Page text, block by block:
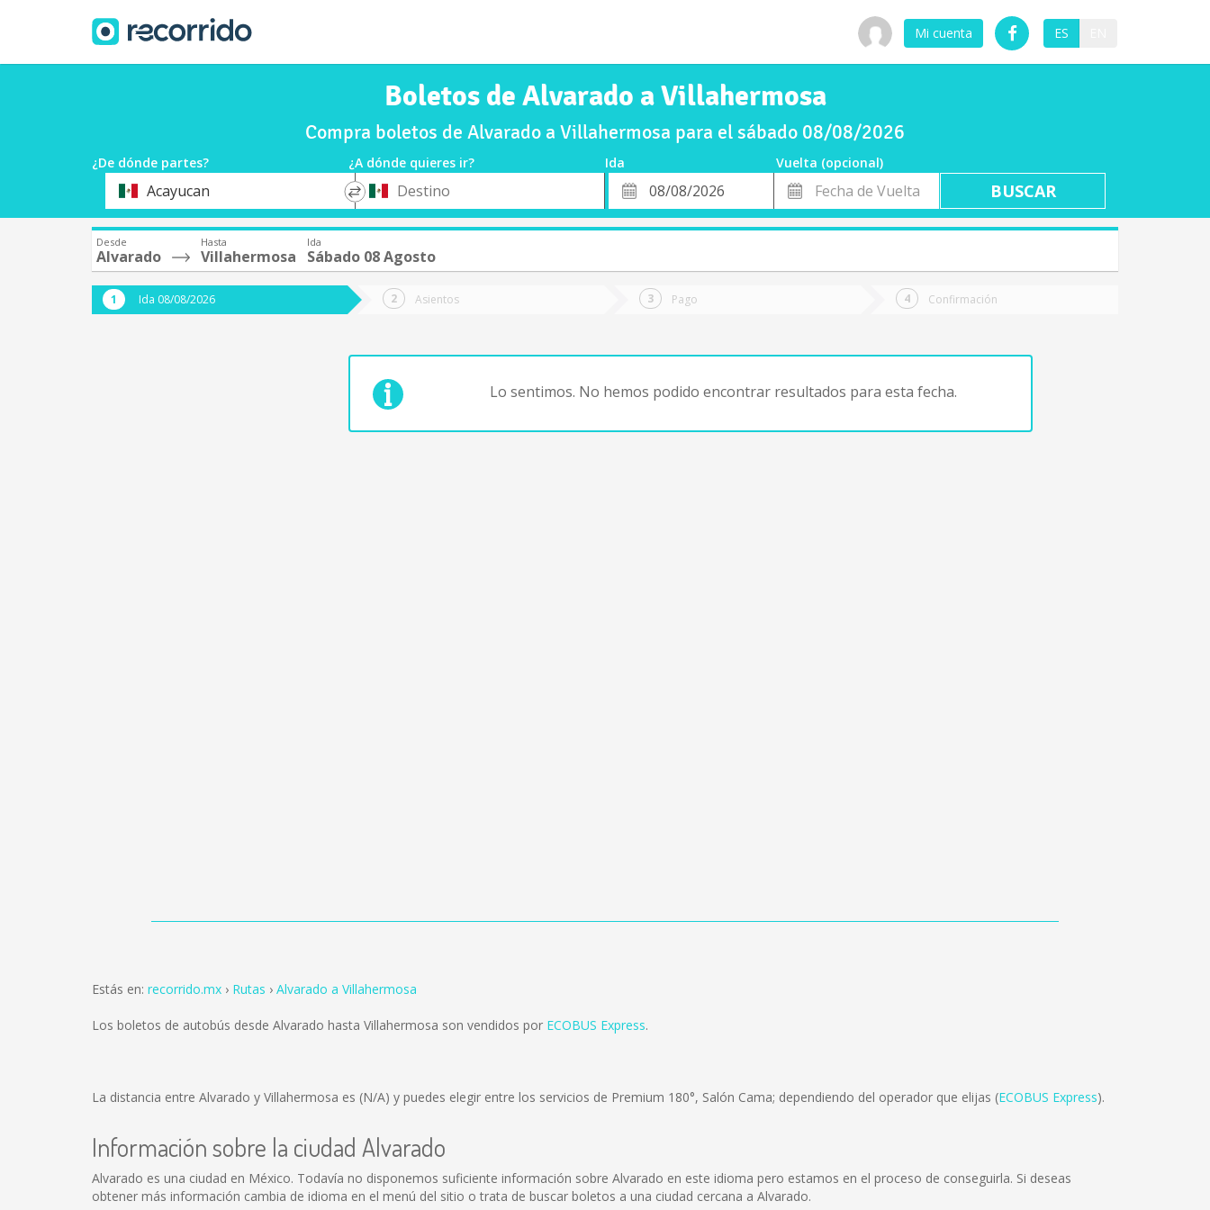
Mi cuenta ES
Boletos de Alvarado a Villahermosa
Compra boletos de Alvarado a Villahermosa para el sábado 08/08/2026
¿De dónde partes? ¿A dónde quieres ir? Ida
Vuelta (opcional)
OrigenAcayucan
*
Destino
Fecha
de
Fecha
de
Vuelta
Desde
Alvarado
Hasta
Villahermosa
Ida
Sábado 08 Agosto
Ida 08/08/2026 Asientos Pago Confirmación
Lo sentimos. No hemos podido encontrar resultados para esta fecha.
Estás en: recorrido.mx Rutas Alvarado a Villahermosa
Los boletos de autobús desde Alvarado hasta Villahermosa son vendidos por ECOBUS Express.
La distancia entre Alvarado y Villahermosa es (N/A) y puedes elegir entre los servicios de Premium 180°, Salón Cama; dependiendo del operador que elijas (ECOBUS Express).
Información sobre la ciudad Alvarado
Alvarado es una ciudad en México. Todavía no disponemos suficiente información sobre Alvarado en este idioma pero estamos en el proceso de conseguirla. Si deseas
obtener más información cambia de idioma en el menú del sitio o trata de buscar boletos a una ciudad cercana a Alvarado.